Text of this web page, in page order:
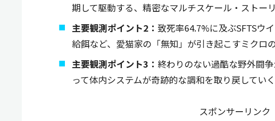
期して駆動する、精密なマルチスケール・ストー
主要観測ポイント2： 致死率64.7%に及ぶSFTSウ
給餌など、愛猫家の「無知」が引き起こすミクロ
主要観測ポイント3： 終わりのない過酷な野外闘
って体内システムが奇跡的な調和を取り戻してい
スポンサーリンク